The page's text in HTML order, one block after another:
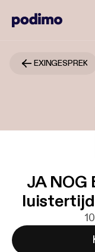
EXINGESPREK
JA NOG